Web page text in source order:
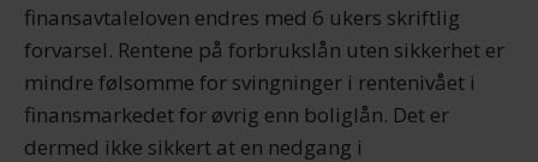
finansavtaleloven endres med 6 ukers skriftlig
forvarsel. Rentene på forbrukslån uten sikkerhet er
mindre følsomme for svingninger i rentenivået i
finansmarkedet for øvrig enn boliglån. Det er
dermed ikke sikkert at en nedgang i